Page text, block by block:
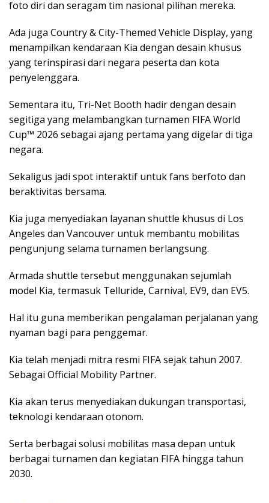
foto diri dan seragam tim nasional pilihan mereka.
Ada juga Country & City-Themed Vehicle Display, yang
menampilkan kendaraan Kia dengan desain khusus
yang terinspirasi dari negara peserta dan kota
penyelenggara.
Sementara itu, Tri-Net Booth hadir dengan desain
segitiga yang melambangkan turnamen FIFA World
Cup™ 2026 sebagai ajang pertama yang digelar di tiga
negara.
Sekaligus jadi spot interaktif untuk fans berfoto dan
beraktivitas bersama.
Kia juga menyediakan layanan shuttle khusus di Los
Angeles dan Vancouver untuk membantu mobilitas
pengunjung selama turnamen berlangsung.
Armada shuttle tersebut menggunakan sejumlah
model Kia, termasuk Telluride, Carnival, EV9, dan EV5.
Hal itu guna memberikan pengalaman perjalanan yang
nyaman bagi para penggemar.
Kia telah menjadi mitra resmi FIFA sejak tahun 2007.
Sebagai Official Mobility Partner.
Kia akan terus menyediakan dukungan transportasi,
teknologi kendaraan otonom.
Serta berbagai solusi mobilitas masa depan untuk
berbagai turnamen dan kegiatan FIFA hingga tahun
2030.